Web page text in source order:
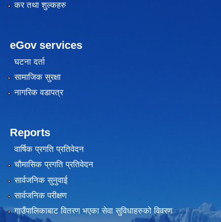
कर तथा शुल्कहरु
eGov services
घटना दर्ता
सामाजिक सुरक्षा
नागरिक वडापत्र
Reports
वार्षिक प्रगति प्रतिवेदन
चौमासिक प्रगति प्रतिवेदन
सार्वजनिक सुनुवाई
सार्वजनिक परीक्षण
गाउँपालिकाबाट वितरण भएका सेवा सुविधाहरुको विवरण